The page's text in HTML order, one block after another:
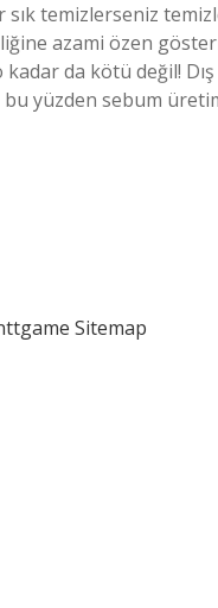
sık ​​temizlerseniz
azami özen
kadar da kötü değil!
yüzden sebum
Sitemap